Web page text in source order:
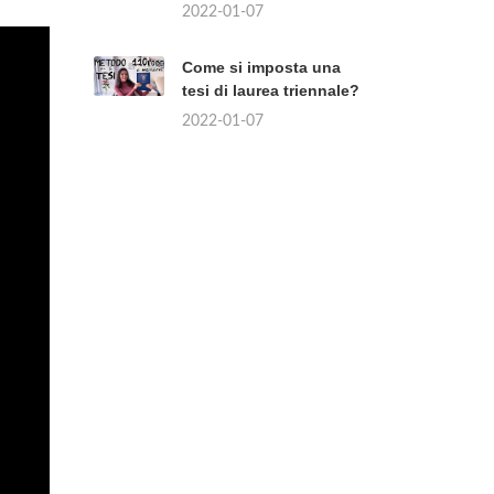
2022-01-07
Come si imposta una
tesi di laurea triennale?
2022-01-07